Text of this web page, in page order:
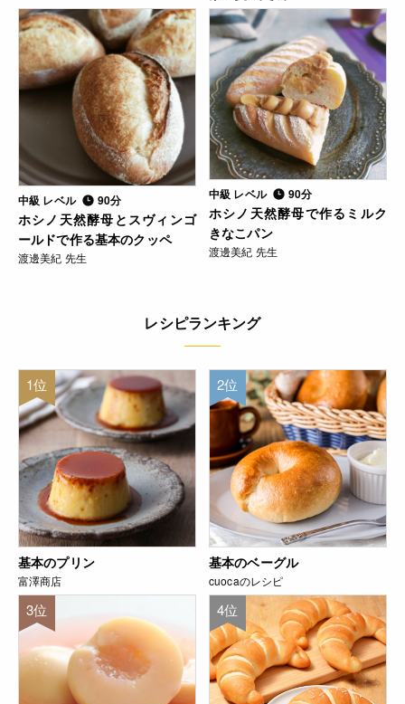
中級 レベル 90分
ホシノ天然酵母とスヴィンゴ
ールドで作る基本のクッペ
渡邊美紀 先生
中級 レベル 90分
ホシノ天然酵母で作るミルク
きなこパン
渡邊美紀 先生
レシピランキング
1位
基本のプリン
富澤商店
2位
基本のベーグル
cuocaのレシピ
3位 4位